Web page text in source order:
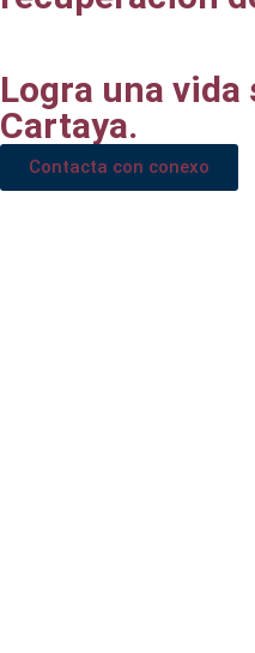
Logra una
Cartaya.
Contacta con conexo